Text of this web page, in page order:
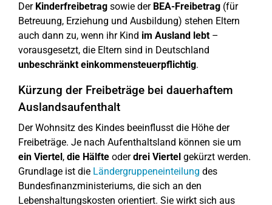
Der Kinderfreibetrag sowie der BEA-Freibetrag (für
Betreuung, Erziehung und Ausbildung) stehen Eltern
auch dann zu, wenn ihr Kind im Ausland lebt–
vorausgesetzt, die Eltern sind in Deutschland
unbeschränkt einkommensteuerpflichtig.
Kürzung der Freibeträge bei dauerhaftem
Auslandsaufenthalt
Der Wohnsitz des Kindes beeinflusst die Höhe der
Freibeträge. Je nach Aufenthaltsland können sie um
ein Viertel , die Hälfte oderdrei Viertel gekürzt werden.
Grundlage ist die Ländergruppeneinteilung des
Bundesfinanzministeriums, die sich an den
Lebenshaltungskosten orientiert. Sie wirkt sich aus